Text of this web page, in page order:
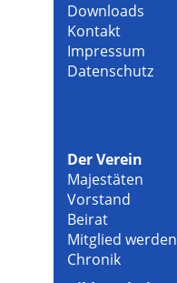
Downloads
Kontakt
Impressum
Datenschutz
Der Verein
Majestäten
Vorstand
Beirat
Mitglied werden
Chronik